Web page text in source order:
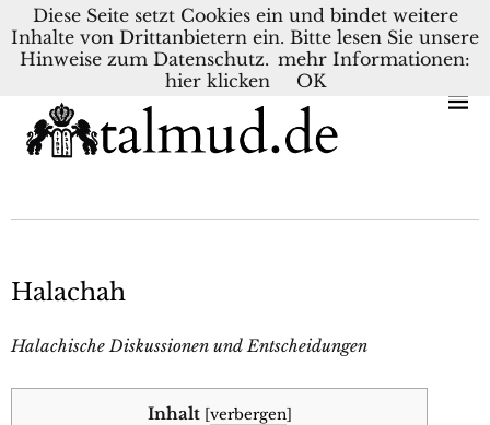
KONTAKT BLOG DEUTSCH NEDERLANDS
Halachah
Halachische Diskussionen und Entscheidungen
Inhalt [verbergen]
Diese Seite setzt Cookies ein und bindet weitere
Inhalte von Drittanbietern ein. Bitte lesen Sie unsere
Hinweise zum Datenschutz. mehr Informationen:
hier klicken
OK